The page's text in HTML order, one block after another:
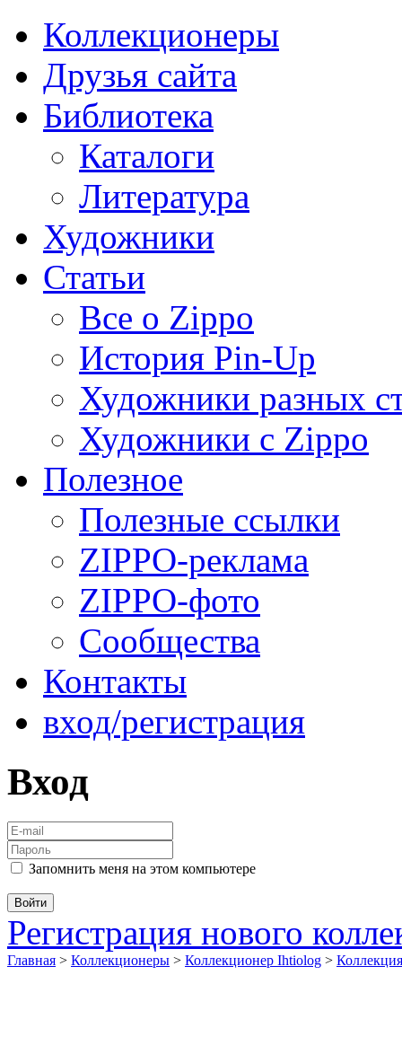
Коллекционеры
Друзья сайта
Библиотека
Каталоги
Литература
Художники
Статьи
Все о Zippo
История Pin-Up
Художники разных
Художники с Zippo
Полезное
Полезные ссылки
ZIPPO-реклама
ZIPPO-фото
Сообщества
Контакты
вход/регистрация
Вход
Запомнить меня на этом компьютере
Регистрация нового
Главная > Коллекционеры > Коллекционер Ihtiolog >